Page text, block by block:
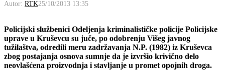
Autor: RTK25/10/2013 13:35
Policijski službenici Odeljenja kriminalističke policije Policijske
uprave u Kruševcu su juče, po odobrenju Višeg javnog
tužilaštva, odredili meru zadržavanja N.P. (1982) iz Kruševca
zbog postajanja osnova sumnje da je izvršio krivično delo
neovlašćena proizvodnja i stavljanje u promet opojnih droga.